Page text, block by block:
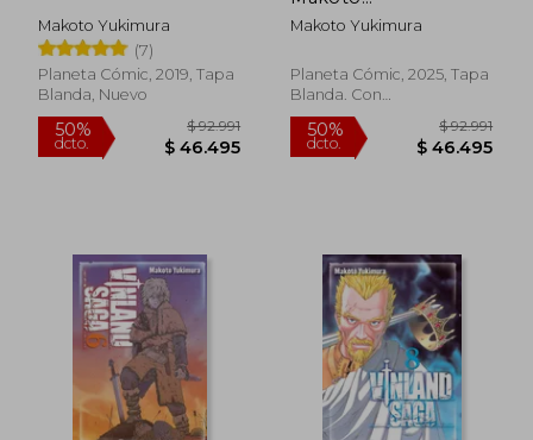
50%
dcto.
50%
dcto.
Makoto Yukimura
(7)
Planeta Cómic, 2019, Tapa
Blanda, Nuevo
Yukimura(Planeta
Cómic)
Makoto Yukimura
Planeta Cómic, 2025, Tapa
Blanda. Con
Sobrecubierta, Nuevo